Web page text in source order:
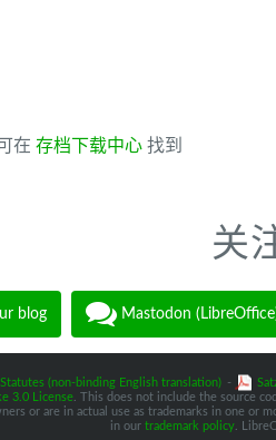
在 存档下载中心 找到
关
blog Mastodon
Statutes (non-binding English translation) -
3.0 License . This does not include the source
or are in actual use as trademarks in one
in our trademark policy.